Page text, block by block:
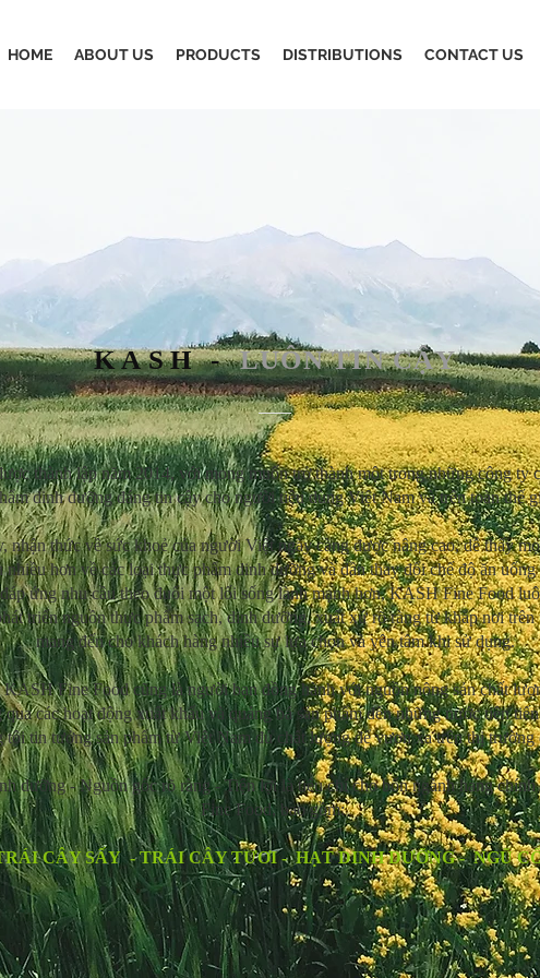
HOME ABOUT US PRODUCTS DISTRIBUTIONS CONTACT US
KASH -LUÔN TIN CẬY
thành lập năm 2014, với mong muốn trở thành một trong những công ty
dinh dưỡng đáng tin cậy cho người tiêu dùng Việt Nam và trên toàn thế
nhận thức về sức khoẻ của người Việt ngày càng được nâng cao, dễ thấy
nhiều hơn về các loại thực phẩm dinh dưỡng và dần thay đổi chế độ ăn
ứng nhu cầu theo đuổi một lối sống lành mạnh hơn, KASH Fine Food
triển nguồn thực phẩm sạch, dinh dưỡng, xuất xứ rõ ràng từ khắp nơi trên
mang đến cho khách hàng nhiều sự lựa chọn và yên tâm khi sử dụng.
KASH Fine Food cũng là người bạn đồng hành với nguồn nông sản chất
qua các hoạt động xuất khẩu và quảng bá sản phẩm đến những nước tiên
tôi tin tưởng sản phẩm từ Việt Nam đủ chất lượng để vươn xa trên thị trường
dưỡng - Nguồn gốc rõ ràng - Tiện lợi là tiêu chí cho bốn ngành hàng
Fine Food, bao gồm:
CÂY SẤY - TRÁI CÂY TƯƠI - HẠT DINH DƯỠNG - NGŨ